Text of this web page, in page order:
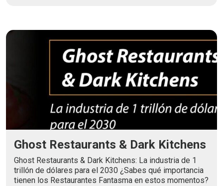
Ghost Restaurants & Dark Kitchens
Ghost Restaurants & Dark Kitchens: La industria de 1
trillón de dólares para el 2030 ¿Sabes qué importancia
tienen los Restaurantes Fantasma en estos momentos?